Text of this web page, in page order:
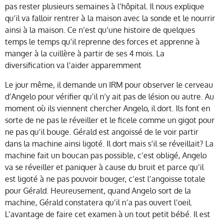
pas rester plusieurs semaines à l’hôpital. Il nous explique
qu’il va falloir rentrer à la maison avec la sonde et le nourrir
ainsi à la maison. Ce n’est qu’une histoire de quelques
temps le temps qu’il reprenne des forces et apprenne à
manger à la cuillère à partir de ses 4 mois. La
diversification va l’aider apparemment
Le jour même, il demande un IRM pour observer le cerveau
d’Angelo pour vérifier qu’il n’y ait pas de lésion ou autre. Au
moment où ils viennent chercher Angelo, il dort. Ils font en
sorte de ne pas le réveiller et le ficele comme un gigot pour
ne pas qu’il bouge. Gérald est angoissé de le voir partir
dans la machine ainsi ligoté. Il dort mais s’il se réveillait? La
machine fait un boucan pas possible, c’est obligé, Angelo
va se réveiller et paniquer à cause du bruit et parce qu’il
est ligoté à ne pas pouvoir bouger, c’est l’angoisse totale
pour Gérald. Heureusement, quand Angelo sort de la
machine, Gérald constatera qu’il n’a pas ouvert l’oeil.
L’avantage de faire cet examen à un tout petit bébé. Il est